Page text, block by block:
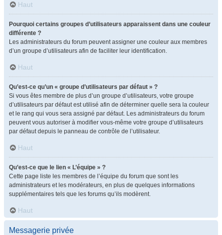
Haut
Pourquoi certains groupes d’utilisateurs apparaissent dans une couleur
différente ?
Les administrateurs du forum peuvent assigner une couleur aux membres
d’un groupe d’utilisateurs afin de faciliter leur identification.
Haut
Qu’est-ce qu’un « groupe d’utilisateurs par défaut » ?
Si vous êtes membre de plus d’un groupe d’utilisateurs, votre groupe
d’utilisateurs par défaut est utilisé afin de déterminer quelle sera la couleur
et le rang qui vous sera assigné par défaut. Les administrateurs du forum
peuvent vous autoriser à modifier vous-même votre groupe d’utilisateurs
par défaut depuis le panneau de contrôle de l’utilisateur.
Haut
Qu’est-ce que le lien « L’équipe » ?
Cette page liste les membres de l’équipe du forum que sont les
administrateurs et les modérateurs, en plus de quelques informations
supplémentaires tels que les forums qu’ils modèrent.
Haut
Messagerie privée